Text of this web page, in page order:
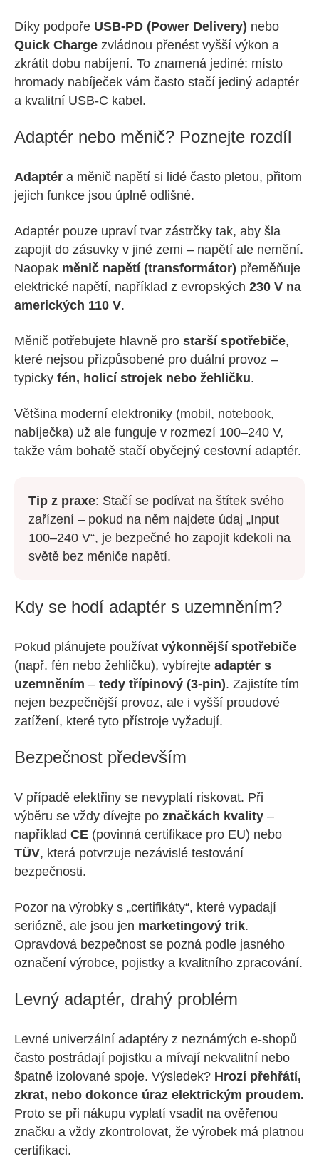
Díky podpoře USB-PD (Power Delivery) nebo
Quick Charge zvládnou přenést vyšší výkon a
zkrátit dobu nabíjení. To znamená jediné: místo
hromady nabíječek vám často stačí jediný adaptér
a kvalitní USB-C kabel.
Adaptér nebo měnič? Poznejte rozdíl
Adaptér a měnič napětí si lidé často pletou, přitom
jejich funkce jsou úplně odlišné.
Adaptér pouze upraví tvar zástrčky tak, aby šla
zapojit do zásuvky v jiné zemi – napětí ale nemění.
Naopak měnič napětí (transformátor) přeměňuje
elektrické napětí, například z evropských 230 V na
amerických 110 V.
Měnič potřebujete hlavně pro starší spotřebiče,
které nejsou přizpůsobené pro duální provoz –
typicky fén, holicí strojek nebo žehličku.
Většina moderní elektroniky (mobil, notebook,
nabíječka) už ale funguje v rozmezí 100–240 V,
takže vám bohatě stačí obyčejný cestovní adaptér.
Tip z praxe: Stačí se podívat na štítek svého
zařízení – pokud na něm najdete údaj „Input
100–240 V“, je bezpečné ho zapojit kdekoli na
světě bez měniče napětí.
Kdy se hodí adaptér s uzemněním?
Pokud plánujete používat výkonnější spotřebiče
(např. fén nebo žehličku), vybírejte adaptér s
uzemněním – tedy třípinový (3-pin). Zajistíte tím
nejen bezpečnější provoz, ale i vyšší proudové
zatížení, které tyto přístroje vyžadují.
Bezpečnost především
V případě elektřiny se nevyplatí riskovat. Při
výběru se vždy dívejte po značkách kvality –
například CE (povinná certifikace pro EU) nebo
TÜV, která potvrzuje nezávislé testování
bezpečnosti.
Pozor na výrobky s „certifikáty“, které vypadají
seriózně, ale jsou jen marketingový trik.
Opravdová bezpečnost se pozná podle jasného
označení výrobce, pojistky a kvalitního zpracování.
Levný adaptér, drahý problém
Levné univerzální adaptéry z neznámých e-shopů
často postrádají pojistku a mívají nekvalitní nebo
špatně izolované spoje. Výsledek? Hrozí přehřátí,
zkrat, nebo dokonce úraz elektrickým proudem.
Proto se při nákupu vyplatí vsadit na ověřenou
značku a vždy zkontrolovat, že výrobek má platnou
certifikaci.